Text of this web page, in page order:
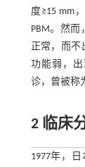
度≥15 mm
PBM。然
正常，而
功能弱，
诊，曾被称
2 临床
1977年，